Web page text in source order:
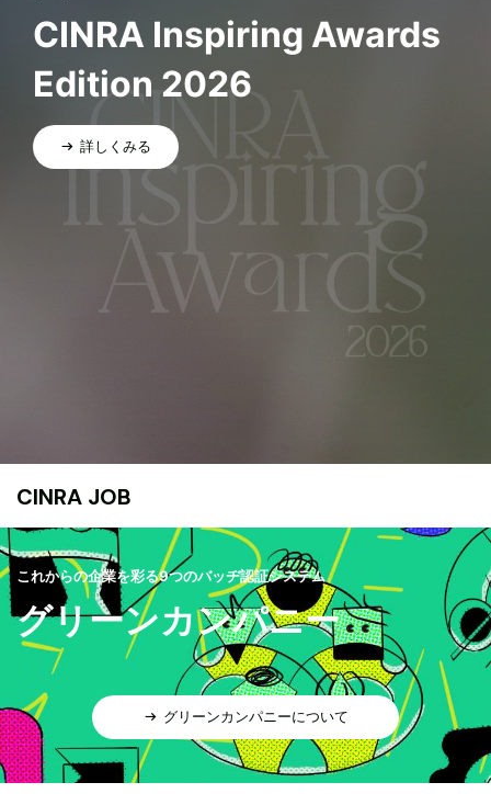
CINRA Inspiring Awards
Edition 2026
詳しくみる
CINRA JOB
これからの企業を彩る9つのバッヂ認証システム
グリーンカンパニー
グリーンカンパニーについて